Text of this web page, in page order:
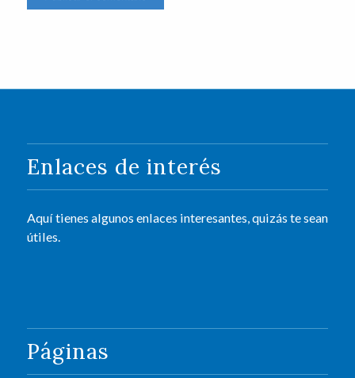
Enlaces de interés
Aquí tienes algunos enlaces interesantes, quizás te sean
útiles.
Páginas